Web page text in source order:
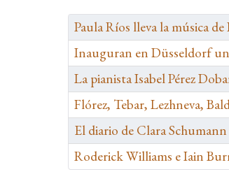
Paula Ríos lleva la música
Inauguran en Düsseldorf
La pianista Isabel Pérez
Flórez, Tebar, Lezhneva,
El diario de Clara
Roderick Williams e Iain